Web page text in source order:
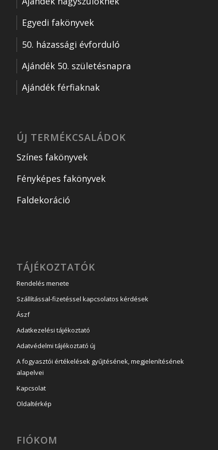
Egyedi fakönyvek
50. házassági évforduló
Ajándék 50. születésnapra
Ajándék férfiaknak
ÚJ TERMÉKCSALÁDOK
Színes fakönyvek
Fényképes fakönyvek
Faldekoráció
TÁJÉKOZTATÓK
Rendelés menete
Szállítással-fizetéssel kapcsolatos kérdések
Ászf
Adatkezelési tájékoztató
Adatvédelmi tájékoztató új
A fogyasztói értékelések gyűjtésének, megjelenítésének
alapelvei
Kapcsolat
Oldaltérkép
FIÓKOM